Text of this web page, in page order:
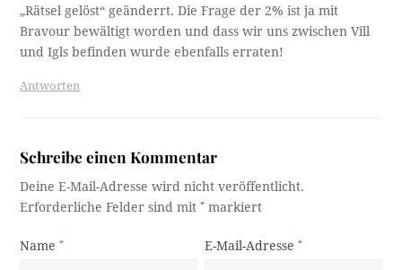
„Rätsel gelöst“ geänderrt. Die Frage der 2% ist ja mit
Bravour bewältigt worden und dass wir uns zwischen Vill
und Igls befinden wurde ebenfalls erraten!
Antworten
Schreibe einen Kommentar
Deine E-Mail-Adresse wird nicht veröffentlicht.
Erforderliche Felder sind mit* markiert
Name* E-Mail-Adresse*